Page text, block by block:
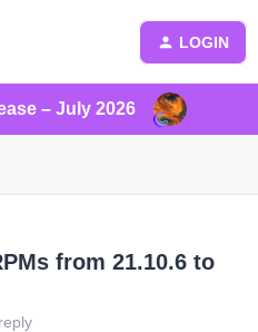
LOGIN
– July 2026
from 21.10.6 to